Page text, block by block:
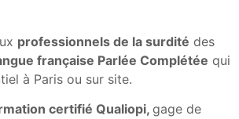
professionnels de la surdité des
française Parlée Complétée qui
à Paris ou sur site.
certifié Qualiopi, gage de